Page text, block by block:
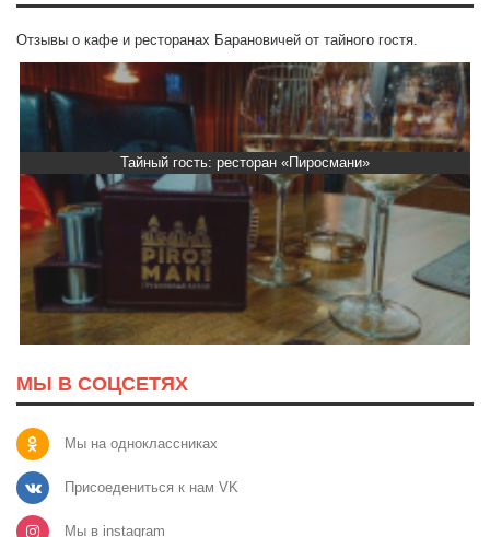
Отзывы о кафе и ресторанах Барановичей от тайного гостя.
Тайный гость: доставка Капибара
МЫ В СОЦСЕТЯХ
Мы на одноклассниках
Присоедениться к нам VK
Мы в instagram